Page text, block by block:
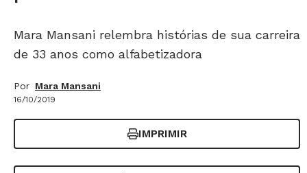
Mara Mansani relembra histórias de sua carreira
de 33 anos como alfabetizadora
Por Mara Mansani
16/10/2019
IMPRIMIR